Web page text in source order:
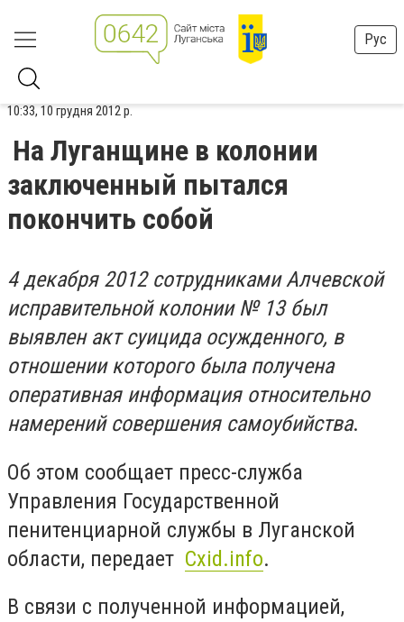
Рус
10:33, 10 грудня 2012 р.
На Луганщине в колонии
заключенный пытался
покончить собой
4 декабря 2012 сотрудниками Алчевской
исправительной колонии № 13 был
выявлен акт суицида осужденного, в
отношении которого была получена
оперативная информация относительно
намерений совершения самоубийства.
Об этом сообщает пресс-служба
Управления Государственной
пенитенциарной службы в Луганской
области, передает Cxid.info.
В связи с полученной информацией,